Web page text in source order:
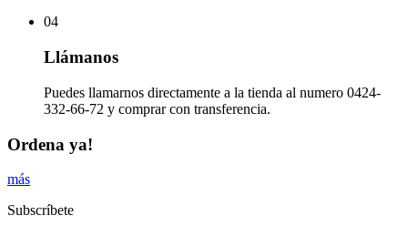
04
Llámanos
Puedes llamarnos directamente a la tienda al numero 0424-
332-66-72 y comprar con transferencia.
Ordena ya!
más
Subscríbete